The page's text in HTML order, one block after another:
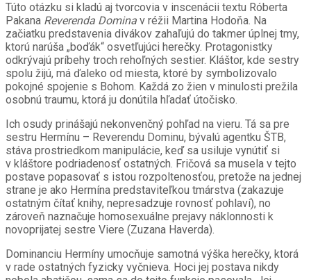
Túto otázku si kladú aj tvorcovia v inscenácii textu Róberta
Pakana Reverenda Domina v réžii Martina Hodoňa. Na
začiatku predstavenia divákov zahaľujú do takmer úplnej tmy,
ktorú narúša „boďák“ osvetľujúci herečky. Protagonistky
odkrývajú príbehy troch rehoľných sestier. Kláštor, kde sestry
spolu žijú, má ďaleko od miesta, ktoré by symbolizovalo
pokojné spojenie s Bohom. Každá zo žien v minulosti prežila
osobnú traumu, ktorá ju donútila hľadať útočisko.
Ich osudy prinášajú nekonvenčný pohľad na vieru. Tá sa pre
sestru Hermínu – Reverendu Dominu, bývalú agentku ŠTB,
stáva prostriedkom manipulácie, keď sa usiluje vynútiť si
v kláštore podriadenosť ostatných. Fričová sa musela v tejto
postave popasovať s istou rozpoltenosťou, pretože na jednej
strane je ako Hermína predstaviteľkou tmárstva (zakazuje
ostatným čítať knihy, nepresadzuje rovnosť pohlaví), no
zároveň naznačuje homosexuálne prejavy náklonnosti k
novoprijatej sestre Viere (Zuzana Haverda).
Dominanciu Hermíny umocňuje samotná výška herečky, ktorá
v rade ostatných fyzicky vyčnieva. Hoci jej postava nikdy